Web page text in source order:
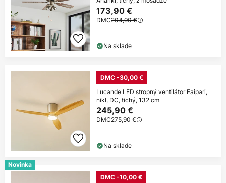
173,90 €
DMC204,90 €
Na sklade
DMC -30,00 €
Lucande LED stropný ventilátor Faipari,
nikl, DC, tichý, 132 cm
245,90 €
DMC275,90 €
Na sklade
Novinka
DMC -10,00 €